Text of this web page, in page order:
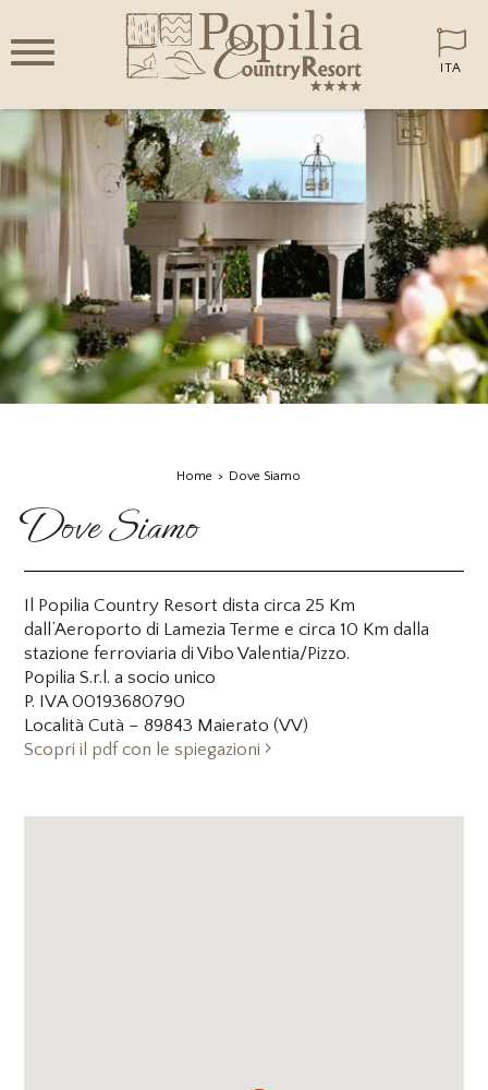
ITA
Home Dove Siamo
Dove Siamo
Il Popilia Country Resort dista circa 25 Km
dall’Aeroporto di Lamezia Terme e circa 10 Km dalla
stazione ferroviaria di Vibo Valentia/Pizzo.
Popilia S.r.l. a socio unico
P. IVA 00193680790
Località Cutà – 89843 Maierato (VV)
Scopri il pdf con le spiegazioni